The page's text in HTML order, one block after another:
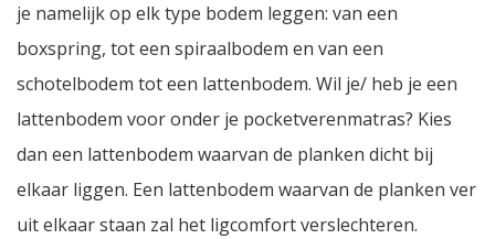
je namelijk op elk type bodem leggen: van een
boxspring, tot een spiraalbodem en van een
schotelbodem tot een lattenbodem. Wil je/ heb je een
lattenbodem voor onder je pocketverenmatras? Kies
dan een lattenbodem waarvan de planken dicht bij
elkaar liggen. Een lattenbodem waarvan de planken ver
uit elkaar staan zal het ligcomfort verslechteren.